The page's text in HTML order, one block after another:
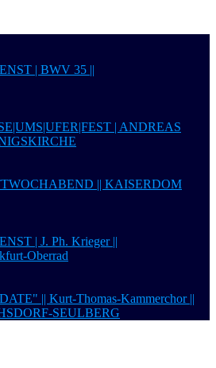
| BWV 35 ||
| ANDREAS
|| KAISERDOM
| J. Ph. Krieger ||
Oberrad
|| Kurt-Thomas-Kammerchor ||
SEULBERG